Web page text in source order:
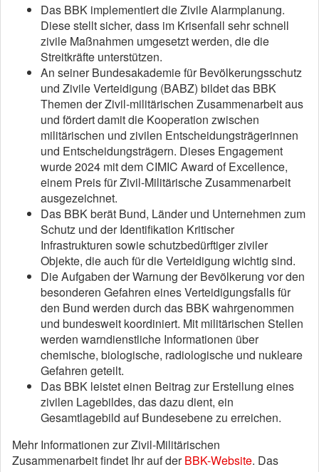
Das BBK implementiert die Zivile Alarmplanung.
Diese stellt sicher, dass im Krisenfall sehr schnell
zivile Maßnahmen umgesetzt werden, die die
Streitkräfte unterstützen.
An seiner Bundesakademie für Bevölkerungsschutz
und Zivile Verteidigung (BABZ) bildet das BBK
Themen der Zivil-militärischen Zusammenarbeit aus
und fördert damit die Kooperation zwischen
militärischen und zivilen Entscheidungsträgerinnen
und Entscheidungsträgern. Dieses Engagement
wurde 2024 mit dem CIMIC Award of Excellence,
einem Preis für Zivil-Militärische Zusammenarbeit
ausgezeichnet.
Das BBK berät Bund, Länder und Unternehmen zum
Schutz und der Identifikation Kritischer
Infrastrukturen sowie schutzbedürftiger ziviler
Objekte, die auch für die Verteidigung wichtig sind.
Die Aufgaben der Warnung der Bevölkerung vor den
besonderen Gefahren eines Verteidigungsfalls für
den Bund werden durch das BBK wahrgenommen
und bundesweit koordiniert. Mit militärischen Stellen
werden warndienstliche Informationen über
chemische, biologische, radiologische und nukleare
Gefahren geteilt.
Das BBK leistet einen Beitrag zur Erstellung eines
zivilen Lagebildes, das dazu dient, ein
Gesamtlagebild auf Bundesebene zu erreichen.
Mehr Informationen zur Zivil-Militärischen
Zusammenarbeit findet Ihr auf derBBK-Website. Das